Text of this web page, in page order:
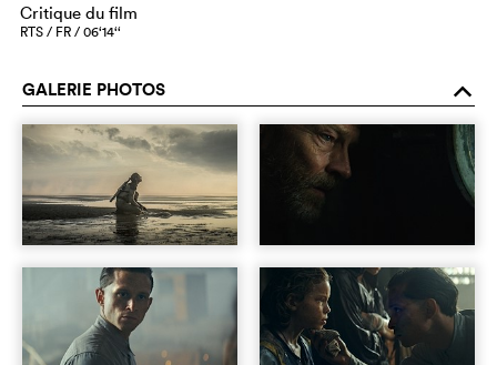
Critique du film
RTS / FR / 06‘14‘‘
GALERIE PHOTOS o